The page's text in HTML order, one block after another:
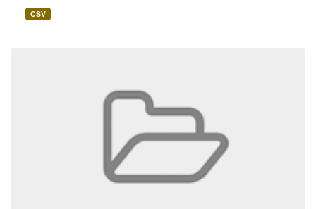
CSV